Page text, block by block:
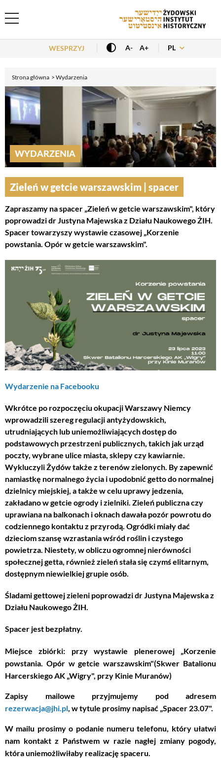
Header Menu
WESPRZYJ A- A+ PL
Strona główna Wydarzenia
WYDARZENIA
Zieleń w getcie warszawskim | spacer
Zapraszamy na spacer „Zieleń w getcie warszawskim", który
poprowadzi dr Justyna Majewska z Działu Naukowego ŻIH.
Spacer towarzyszy wystawie czasowej „Korzenie
powstania. Opór w getcie warszawskim".
Wydarzenie na Facebooku
Wkrótce po rozpoczęciu okupacji Warszawy Niemcy
wprowadzili szereg regulacji antyżydowskich,
utrudniających lub uniemożliwiających dostęp do
podstawowych przestrzeni publicznych, takich jak urząd
poczty, wybrane ulice miasta, sklepy czy kawiarnie.
Wykluczyli Żydów także z terenów zielonych. By zapewnić
namiastkę normalnego życia i upodobnić getto do normalnej
dzielnicy miejskiej, a także w celu uprawy jedzenia,
zakładano w getcie ogrody i zielniki. Zieleń publiczna czy
uprawiana na balkonach i oknach dawała pozór powrotu do
codziennego kontaktu z przyrodą. Ogródki miały dać
dzieciom szansę wzrastania wśród roślin i czystego
powietrza. Niestety, w obliczu ogromnej nierówności
społecznej getta, również zieleń stała się czymś elitarnym,
dostępnym niewielkiej grupie osób.
Śladami gettowej zieleni poprowadzi dr Justyna Majewska z
Działu Naukowego ŻIH.
Spacer jest bezpłatny.
Miejsce zbiórki: przy wystawie plenerowej „Korzenie
powstania. Opór w getcie warszawskim"(Skwer Batalionu
Harcerskiego AK „Wigry", przy Kinie Muranów)
Zapisy mailowe przyjmujemy pod adresem
rezerwacja@jhi.pl, w tytule prosimy napisać „Spacer 23.07".
W mailu prosimy o podanie numeru telefonu, który ułatwi
nam kontakt z Państwem w razie nagłej zmiany pogody,
która uniemożliwiłaby realizację spaceru.